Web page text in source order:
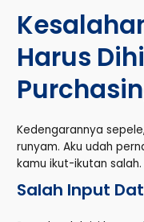
Harus
Kedengarannya
runyam. Aku udah
kamu ikut-ikutan salah.
Salah Input